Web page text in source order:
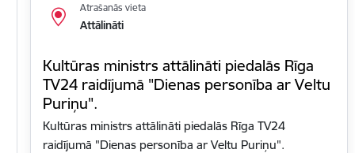
Atrašanās vieta
Attālināti
Kultūras ministrs attālināti piedalās Rīga
TV24 raidījumā "Dienas personība ar Veltu
Puriņu".
Kultūras ministrs attālināti piedalās Rīga TV24
raidījumā "Dienas personība ar Veltu Puriņu".